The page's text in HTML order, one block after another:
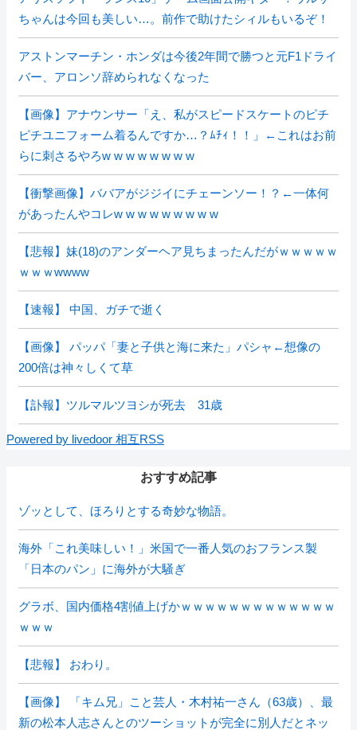
ちゃんは今回も美しい…。前作で助けたシィルもいるぞ！
アストンマーチン・ホンダは今後2年間で勝つと元F1ドライ
バー、アロンソ辞められなくなった
【画像】アナウンサー「え、私がスピードスケートのピチ
ピチユニフォーム着るんですか…？ﾑﾁｨ！！」←これはお前
らに刺さるやろw w w w w w w w
【衝撃画像】ババアがジジイにチェーンソー！？←一体何
があったんやコレw w w w w w w w w
【悲報】妹(18)のアンダーヘア見ちまったんだがｗｗｗｗｗ
ｗｗｗwwww
【速報】 中国、ガチで逝く
【画像】 パッパ「妻と子供と海に来た」パシャ←想像の
200倍は神々しくて草
【訃報】ツルマルツヨシが死去 31歳
Powered by livedoor 相互RSS
おすすめ記事
ゾッとして、ほろりとする奇妙な物語。
海外「これ美味しい！」米国で一番人気のおフランス製
「日本のパン」に海外が大騒ぎ
グラボ、国内価格4割値上げかｗｗｗｗｗｗｗｗｗｗｗｗｗ
ｗｗｗ
【悲報】 おわり。
【画像】 「キム兄」こと芸人・木村祐一さん（63歳）、最
新の松本人志さんとのツーショットが完全に別人だとネッ